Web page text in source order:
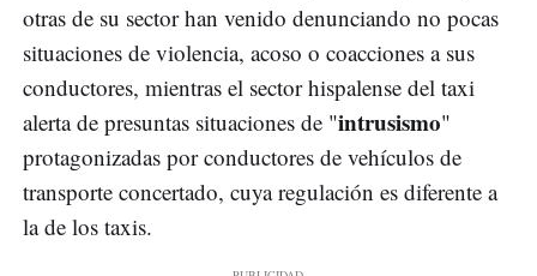
otras de su sector han venido denunciando no pocas
situaciones de violencia, acoso o coacciones a sus
conductores, mientras el sector hispalense del taxi
alerta de presuntas situaciones de "intrusismo"
protagonizadas por conductores de vehículos de
transporte concertado, cuya regulación es diferente a
la de los taxis.